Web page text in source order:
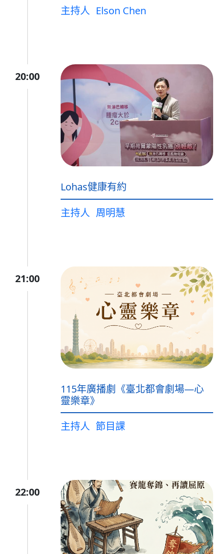
主持人 Elson Chen
20:00
Lohas健康有約
主持人 周明慧
21:00
115年廣播劇《臺北都會劇場—心
靈樂章》
主持人 節目課
22:00